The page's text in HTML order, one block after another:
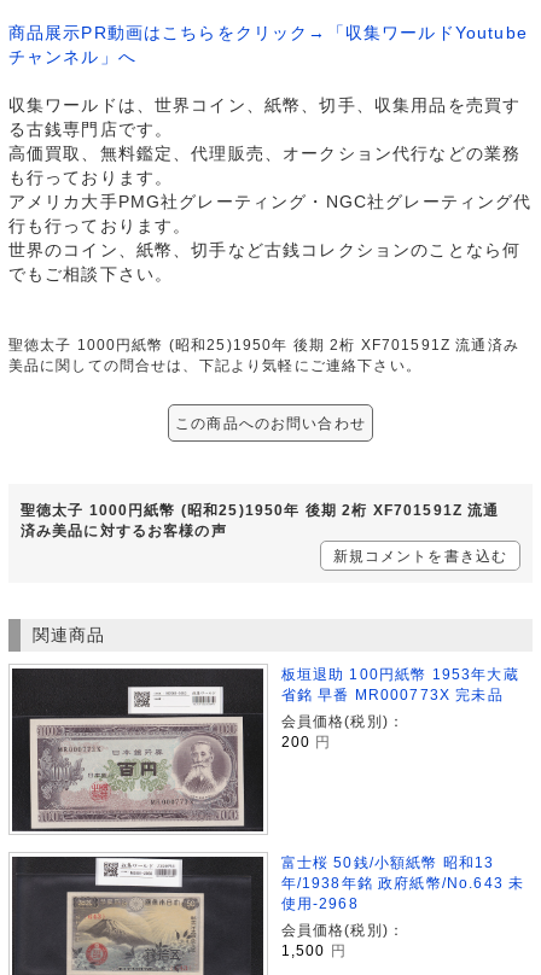
商品展示PR動画はこちらをクリック→「収集ワールドYoutube
チャンネル」へ
収集ワールドは、世界コイン、紙幣、切手、収集用品を売買す
る古銭専門店です。
高価買取、無料鑑定、代理販売、オークション代行などの業務
も行っております。
アメリカ大手PMG社グレーティング・NGC社グレーティング代
行も行っております。
世界のコイン、紙幣、切手など古銭コレクションのことなら何
でもご相談下さい。
聖徳太子 1000円紙幣 (昭和25)1950年 後期 2桁 XF701591Z 流通済み
美品に関しての問合せは、下記より気軽にご連絡下さい。
この商品へのお問い合わせ
聖徳太子 1000円紙幣 (昭和25)1950年 後期 2桁 XF701591Z 流通
済み美品に対するお客様の声
新規コメントを書き込む
関連商品
板垣退助 100円紙幣 1953年大蔵
省銘 早番 MR000773X 完未品
会員価格(税別)：
200 円
富士桜 50銭/小額紙幣 昭和13
年/1938年銘 政府紙幣/No.643 未
使用-2968
会員価格(税別)：
1,500
円